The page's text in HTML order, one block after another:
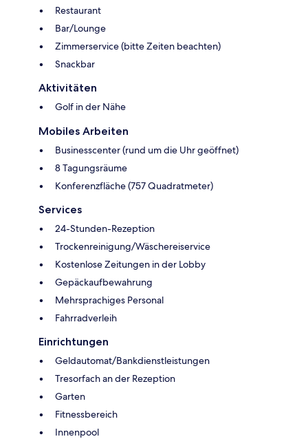
Restaurant
Bar/Lounge
Zimmerservice (bitte Zeiten beachten)
Snackbar
Aktivitäten
Golf in der Nähe
Mobiles Arbeiten
Businesscenter (rund um die Uhr geöffnet)
8 Tagungsräume
Konferenzfläche (757 Quadratmeter)
Services
24-Stunden-Rezeption
Trockenreinigung/Wäschereiservice
Kostenlose Zeitungen in der Lobby
Gepäckaufbewahrung
Mehrsprachiges Personal
Fahrradverleih
Einrichtungen
Geldautomat/Bankdienstleistungen
Tresorfach an der Rezeption
Garten
Fitnessbereich
Innenpool